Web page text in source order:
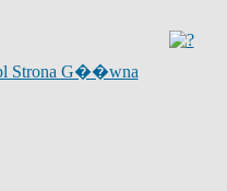
Strona G��wna